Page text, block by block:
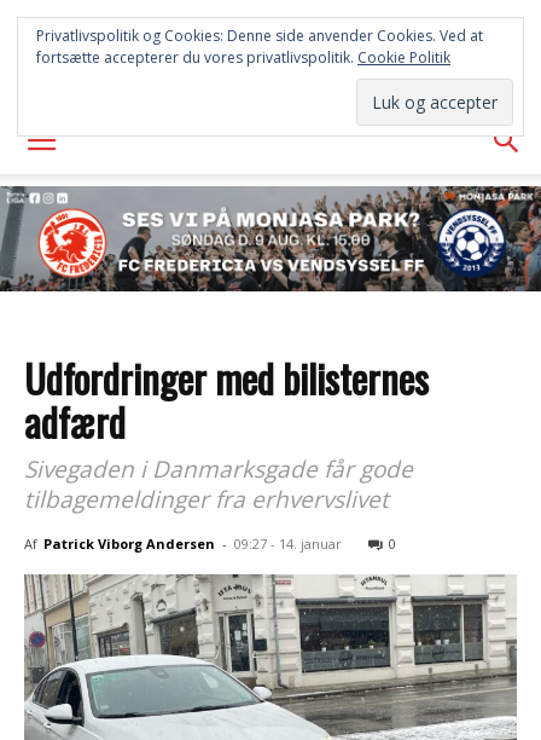
FREDERICIA
AVISEN
Udfordringer med bilisternes
adfærd
Sivegaden i Danmarksgade får gode
tilbagemeldinger fra erhvervslivet
Af Patrick Viborg Andersen - 09:27 - 14. januar 0
Privatlivspolitik og Cookies: Denne side anvender Cookies. Ved at
fortsætte accepterer du vores privatlivspolitik. Cookie Politik